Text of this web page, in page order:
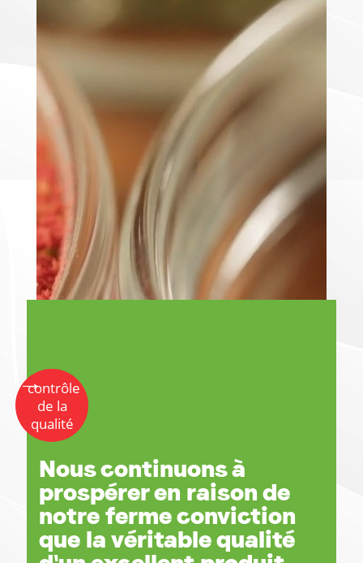
Nous continuons à
prospérer en raison de
notre ferme conviction
que la véritable qualité
contrôle
de la
qualité